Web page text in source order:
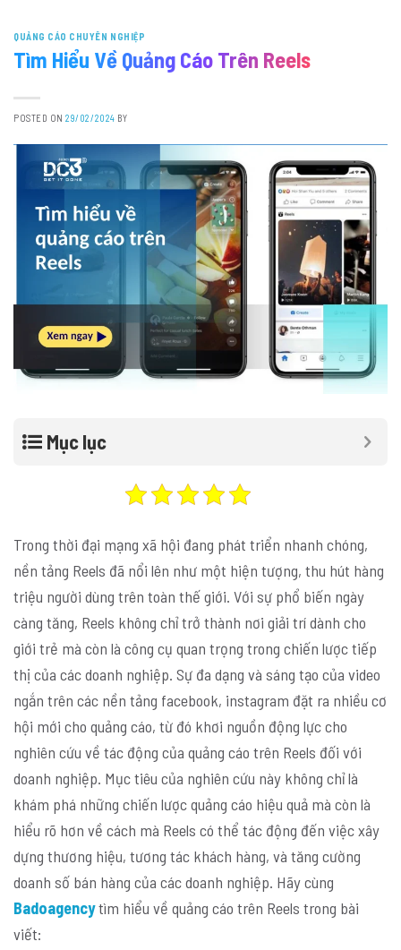
QUẢNG CÁO CHUYÊN NGHIỆP
Tìm Hiểu Về Quảng Cáo Trên Reels
POSTED ON29/02/2024 BY
Mục lục
Trong thời đại mạng xã hội đang phát triển nhanh chóng,
nền tảng Reels đã nổi lên như một hiện tượng, thu hút hàng
triệu người dùng trên toàn thế giới. Với sự phổ biến ngày
càng tăng, Reels không chỉ trở thành nơi giải trí dành cho
giới trẻ mà còn là công cụ quan trọng trong chiến lược tiếp
thị của các doanh nghiệp. Sự đa dạng và sáng tạo của video
ngắn trên các nền tảng facebook, instagram đặt ra nhiều cơ
hội mới cho quảng cáo, từ đó khơi nguồn động lực cho
nghiên cứu về tác động của quảng cáo trên Reels đối với
doanh nghiệp. Mục tiêu của nghiên cứu này không chỉ là
khám phá những chiến lược quảng cáo hiệu quả mà còn là
hiểu rõ hơn về cách mà Reels có thể tác động đến việc xây
dựng thương hiệu, tương tác khách hàng, và tăng cường
doanh số bán hàng của các doanh nghiệp. Hãy cùng
Badoagencytìm hiểu về quảng cáo trên Reels trong bài
viết: